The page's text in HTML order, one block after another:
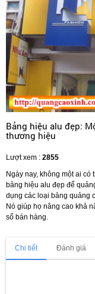
Bảng hiệu alu đẹp:
thương hiệu
Lượt xem : 2855
Ngày nay, không một ai
bảng hiệu alu đẹp để
dụng các loại bảng quảng
Nó giúp họ nâng cao khả
số bán hàng.
Chi tiết Đánh giá